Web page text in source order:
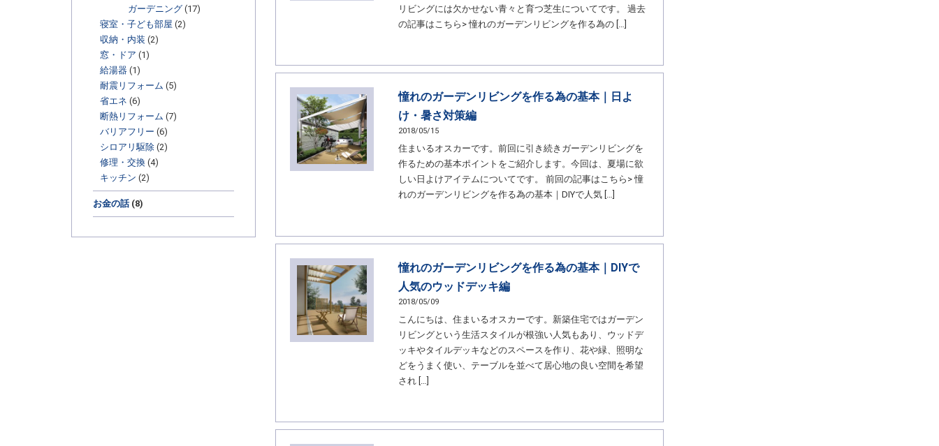
ガーデニング (17)
寝室・子ども部屋 (2)
収納・内装 (2)
窓・ドア (1)
給湯器 (1)
耐震リフォーム (5)
省エネ (6)
断熱リフォーム (7)
バリアフリー (6)
シロアリ駆除 (2)
修理・交換 (4)
キッチン (2)
お金の話 (8)
リビングには欠かせない青々と育つ芝生についてです。 過去
の記事はこちら> 憧れのガーデンリビングを作る為の […]
憧れのガーデンリビングを作る為の基本｜日よ
け・暑さ対策編
2018/05/15
住まいるオスカーです。前回に引き続きガーデンリビングを
作るための基本ポイントをご紹介します。今回は、夏場に欲
しい日よけアイテムについてです。 前回の記事はこちら> 憧
れのガーデンリビングを作る為の基本｜DIYで人気 […]
憧れのガーデンリビングを作る為の基本｜DIYで
人気のウッドデッキ編
2018/05/09
こんにちは、住まいるオスカーです。新築住宅ではガーデン
リビングという生活スタイルが根強い人気もあり、ウッドデ
ッキやタイルデッキなどのスペースを作り、花や緑、照明な
どをうまく使い、テーブルを並べて居心地の良い空間を希望
され […]